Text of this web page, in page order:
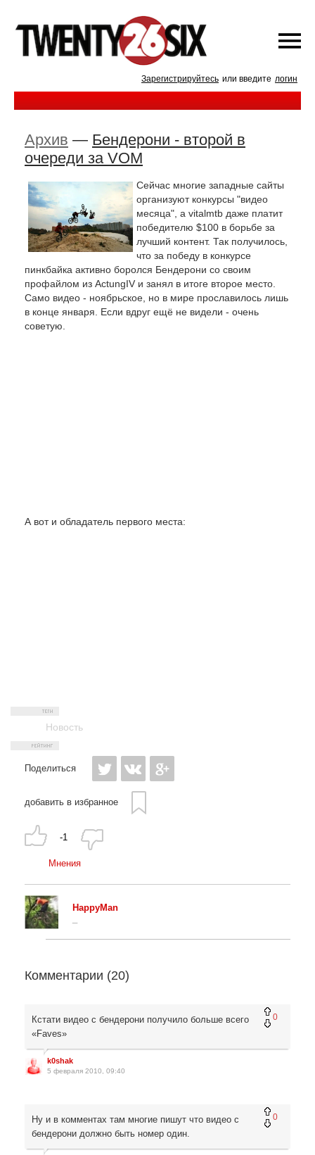
Зарегистрируйтесь или введите логин
Архив — Бендерони - второй в
очереди за VOM
Сейчас многие западные сайты
организуют конкурсы "видео
месяца", а vitalmtb даже платит
победителю $100 в борьбе за
лучший контент. Так получилось,
что за победу в конкурсе
пинкбайка активно боролся Бендерони со своим
профайлом из ActungIV и занял в итоге второе место.
Само видео - ноябрьское, но в мире прославилось лишь
в конце января. Если вдруг ещё не видели - очень
советую.
А вот и обладатель первого места:
Новость
Поделиться
добавить в избранное
-1
Мнения
HappyMan
Комментарии (20)
0
Кстати видео с бендерони получило больше всего
«Faves»
k0shak
5 февраля 2010, 09:40
0
Ну и в комментах там многие пишут что видео с
бендерони должно быть номер один.